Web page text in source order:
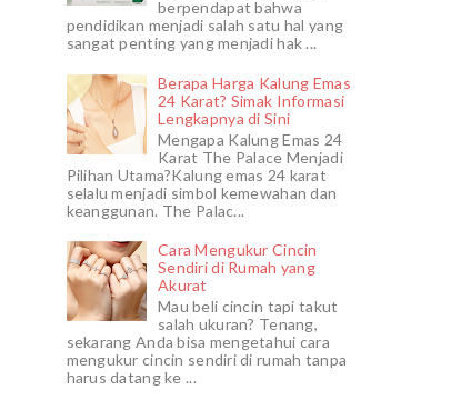
berpendapat bahwa
pendidikan menjadi salah satu hal yang
sangat penting yang menjadi hak ...
Berapa Harga Kalung Emas
24 Karat? Simak Informasi
Lengkapnya di Sini
Mengapa Kalung Emas 24
Karat The Palace Menjadi
Pilihan Utama?Kalung emas 24 karat
selalu menjadi simbol kemewahan dan
keanggunan. The Palac...
Cara Mengukur Cincin
Sendiri di Rumah yang
Akurat
Mau beli cincin tapi takut
salah ukuran? Tenang,
sekarang Anda bisa mengetahui cara
mengukur cincin sendiri di rumah tanpa
harus datang ke ...